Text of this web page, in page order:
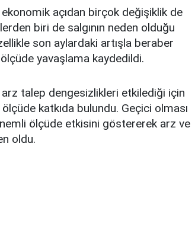
açıdan birçok değişiklik de
biri de salgının neden olduğu
son aylardaki artışla beraber
yavaşlama kaydedildi.
arz talep dengesizlikleri etkilediği için
katkıda bulundu. Geçici olması
ölçüde etkisini göstererek arz ve
oldu.